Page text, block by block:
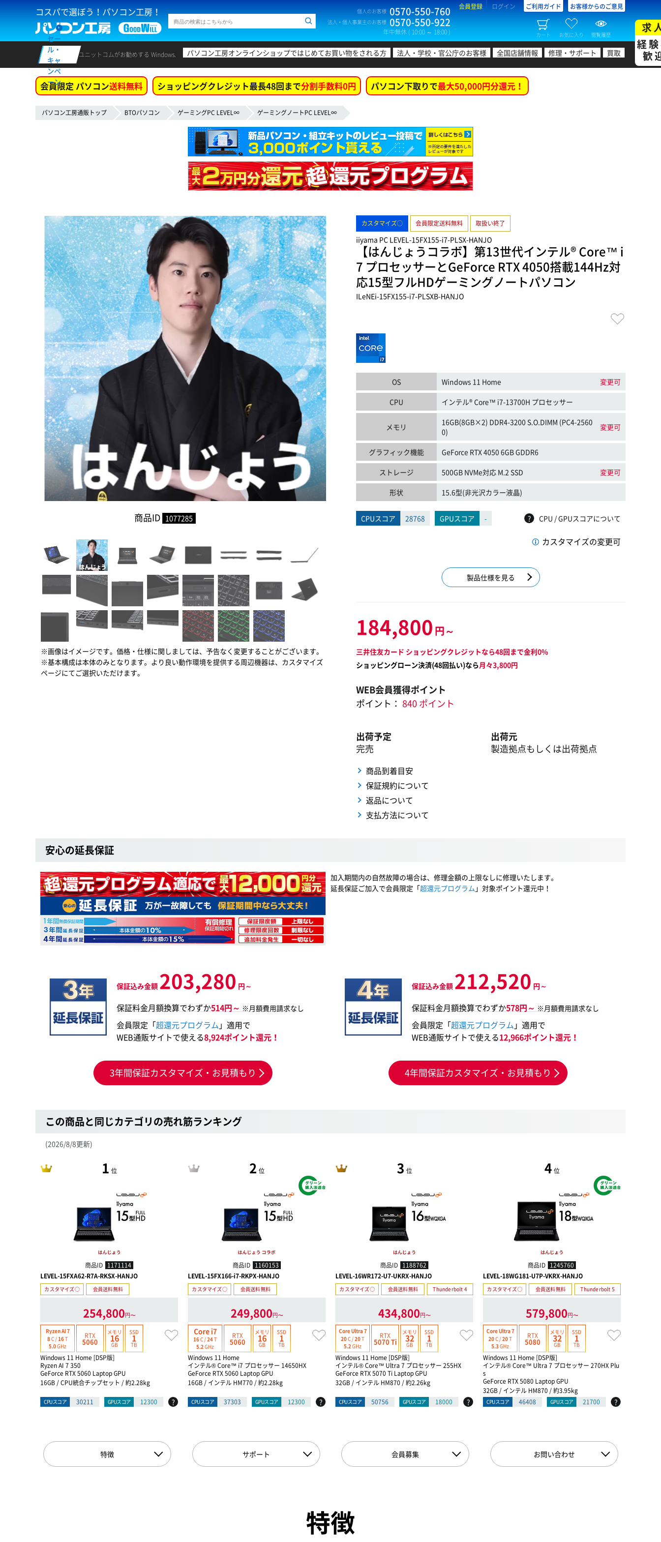
コスパで選ぼう！パソコン工房！ 個人のお客様 0570-550-760
法人・個人事業主のお客様 0570-550-922
年中無休 ( 10:00 ～ 18:00 )
会員登録 ログイン ご利用ガイド お客様からのご意見
カート お気に入り 閲覧履歴
セー
ル・
キャ
ンペ
ーン
ユニットコムがお勧めする Windows. パソコン工房オンラインショップではじめてお買い物をされる方 法人・学校・官公庁のお客様 全国店舗情報 修理・サポート 買取
求
経
歓
会員限定 パソコン送料無料 ショッピングクレジット最長48回まで分割手数料0円 パソコン下取りで最大50,000円分還元！
パソコン工房通販トップ BTOパソコン ゲーミングPC LEVEL∞ ゲーミングノートPC LEVEL∞
商品ID 1077285
※画像はイメージです。価格・仕様に関しましては、予告なく変更することがございます。
※基本構成は本体のみとなります。より良い動作環境を提供する周辺機器は、カスタマイズ
ページにてご選択いただけます。
カスタマイズ○ 会員限定送料無料 取扱い終了
iiyama PC LEVEL-15FX155-i7-PLSX-HANJO
【はんじょうコラボ】第13世代インテル® Core™ i
7 プロセッサーとGeForce RTX 4050搭載144Hz対
応15型フルHDゲーミングノートパソコン
ILeNEi-15FX155-i7-PLSXB-HANJO
OS Windows 11 Home 変更可
CPU インテル® Core™ i7-13700H プロセッサー
メモリ
16GB(8GB×2) DDR4-3200 S.O.DIMM (PC4-2560
0)
変更可
グラフィック機能 GeForce RTX 4050 6GB GDDR6
ストレージ 500GB NVMe対応 M.2 SSD 変更可
形状 15.6型(非光沢カラー液晶)
CPUスコア 28768 GPUスコア - ? CPU / GPUスコアについて
カスタマイズの変更可
製品仕様を見る
184,800 円～
三井住友カード ショッピングクレジットなら48回まで金利0%
ショッピングローン決済(48回払い)なら月々3,800円
WEB会員獲得ポイント
ポイント： 840 ポイント
出荷予定
完売
出荷元
製造拠点もしくは出荷拠点
商品到着目安
保証規約について
返品について
支払方法について
安心の延長保証
加入期間内の自然故障の場合は、修理金額の上限なしに修理いたします。
延長保証ご加入で会員限定「超還元プログラム 」対象ポイント還元中！
保証込み金額 203,280 円～
保証料金月額換算でわずか514円～ ※月額費用請求なし
会員限定「超還元プログラム 」適用で
WEB通販サイトで使える8,924ポイント還元！
3年間保証カスタマイズ・お見積もり
保証込み金額 212,520 円～
保証料金月額換算でわずか578円～ ※月額費用請求なし
会員限定「超還元プログラム 」適用で
WEB通販サイトで使える12,966ポイント還元！
4年間保証カスタマイズ・お見積もり
この商品と同じカテゴリの売れ筋ランキング
(2026/8/8更新)
1 位
商品ID 1171114
LEVEL-15FXA62-R7A-RKSX-HANJO
カスタマイズ○ 会員送料無料
254,800円〜
Ryzen AI 7
8C / 16T
5.0GHz
RTX
5060
メモリ
16
GB
SSD
1
TB
Windows 11 Home [DSP版]
Ryzen AI 7 350
GeForce RTX 5060 Laptop GPU
16GB / CPU統合チップセット / 約2.28kg
CPUスコア 30211 GPUスコア 12300 ?
2 位
商品ID 1160153
LEVEL-15FX166-i7-RKPX-HANJO
カスタマイズ○ 会員送料無料
249,800円〜
Core i7
16C /24T
5.2 GHz
RTX
5060
メモリ
16
GB
SSD
1
TB
Windows 11 Home
インテル® Core™ i7 プロセッサー 14650HX
GeForce RTX 5060 Laptop GPU
16GB / インテル HM770 / 約2.28kg
CPUスコア 37303 GPUスコア 12300 ?
3 位
商品ID 1188762
LEVEL-16WR172-U7-UKRX-HANJO
カスタマイズ○ 会員送料無料 Thunderbolt 4
434,800円〜
Core Ultra 7
20C /20T
5.2GHz
RTX
5070 Ti
メモリ
32
GB
SSD
1
TB
Windows 11 Home [DSP版]
インテル® Core™ Ultra 7 プロセッサー 255HX
GeForce RTX 5070 Ti Laptop GPU
32GB / インテル HM870 / 約2.26kg
CPUスコア 50756 GPUスコア 18000 ?
4 位
商品ID 1245760
LEVEL-18WG181-U7P-VKRX-HANJO
カスタマイズ○ 会員送料無料 Thunderbolt 5
579,800円〜
Core Ultra 7
20C /20T
5.3GHz
RTX
5080
メモリ
32
GB
SSD
1
TB
Windows 11 Home [DSP版]
インテル® Core™ Ultra 7 プロセッサー 270HX Plu
s
GeForce RTX 5080 Laptop GPU
32GB / インテル HM870 / 約3.95kg
CPUスコア 46408 GPUスコア 21700 ?
特徴 サポート 会員募集 お問い合わせ
特徴